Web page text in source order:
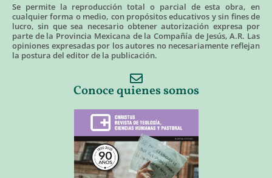
Se permite la reproducción total o parcial de esta obra, en
cualquier forma o medio, con propósitos educativos y sin fines de
lucro, sin que sea necesario obtener autorización expresa por
parte de la Provincia Mexicana de la Compañía de Jesús, A.R. Las
opiniones expresadas por los autores no necesariamente reflejan
la postura del editor de la publicación.
Conoce quienes somos